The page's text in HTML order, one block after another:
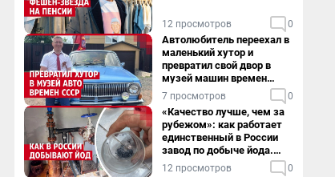
12 просмотров 0
Автолюбитель переехал в
маленький хутор и
превратил свой двор в
музей машин времен
СССР. Видео
7 просмотров 0
«Качество лучше, чем за
рубежом»: как работает
единственный в России
завод по добыче йода.
Видео
12 просмотров 0